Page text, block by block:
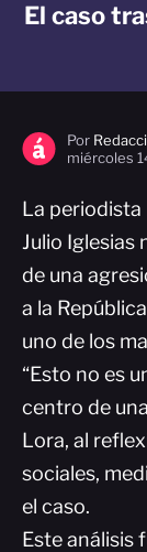
El caso
Por
miércoles
La periodista
Julio Iglesias
de una
a la
uno de los
“Esto no es
centro de
Lora, al
sociales,
el caso.
Este análisis